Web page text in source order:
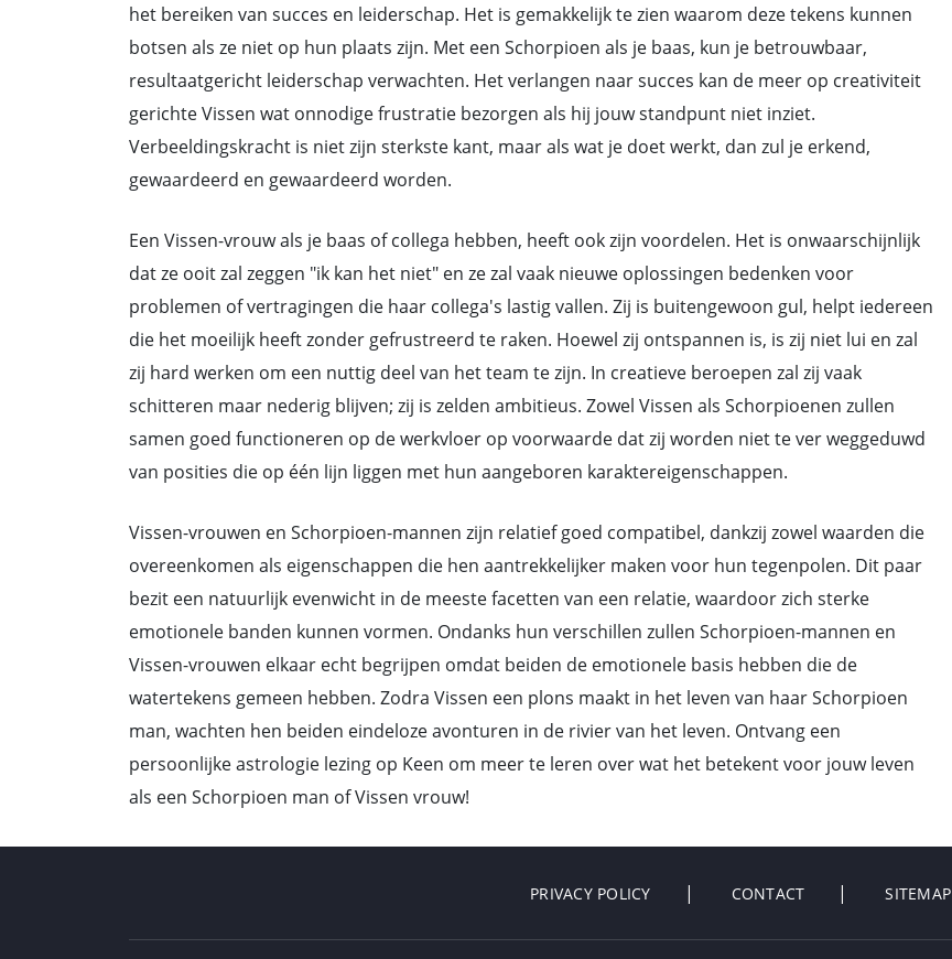
het bereiken van succes en leiderschap. Het is gemakkelijk te zien waarom deze tekens kunnen
botsen als ze niet op hun plaats zijn. Met een Schorpioen als je baas, kun je betrouwbaar,
resultaatgericht leiderschap verwachten. Het verlangen naar succes kan de meer op creativiteit
gerichte Vissen wat onnodige frustratie bezorgen als hij jouw standpunt niet inziet.
Verbeeldingskracht is niet zijn sterkste kant, maar als wat je doet werkt, dan zul je erkend,
gewaardeerd en gewaardeerd worden.
Een Vissen-vrouw als je baas of collega hebben, heeft ook zijn voordelen. Het is onwaarschijnlijk
dat ze ooit zal zeggen "ik kan het niet" en ze zal vaak nieuwe oplossingen bedenken voor
problemen of vertragingen die haar collega's lastig vallen. Zij is buitengewoon gul, helpt iedereen
die het moeilijk heeft zonder gefrustreerd te raken. Hoewel zij ontspannen is, is zij niet lui en zal
zij hard werken om een nuttig deel van het team te zijn. In creatieve beroepen zal zij vaak
schitteren maar nederig blijven; zij is zelden ambitieus. Zowel Vissen als Schorpioenen zullen
samen goed functioneren op de werkvloer op voorwaarde dat zij worden niet te ver weggeduwd
van posities die op één lijn liggen met hun aangeboren karaktereigenschappen.
Vissen-vrouwen en Schorpioen-mannen zijn relatief goed compatibel, dankzij zowel waarden die
overeenkomen als eigenschappen die hen aantrekkelijker maken voor hun tegenpolen. Dit paar
bezit een natuurlijk evenwicht in de meeste facetten van een relatie, waardoor zich sterke
emotionele banden kunnen vormen. Ondanks hun verschillen zullen Schorpioen-mannen en
Vissen-vrouwen elkaar echt begrijpen omdat beiden de emotionele basis hebben die de
watertekens gemeen hebben. Zodra Vissen een plons maakt in het leven van haar Schorpioen
man, wachten hen beiden eindeloze avonturen in de rivier van het leven. Ontvang een
persoonlijke astrologie lezing op Keen om meer te leren over wat het betekent voor jouw leven
als een Schorpioen man of Vissen vrouw!
PRIVACY POLICY CONTACT SITEMAP